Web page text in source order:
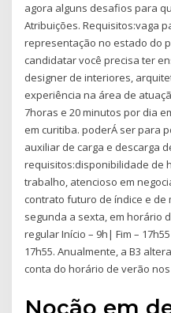
agora alguns desafios para
Atribuições. Requisitos:vaga
representação no estado do
candidatar você precisa ter
designer de interiores,
experiência na área de
7horas e 20 minutos por dia
em curitiba. poderÁ ser para
auxiliar de carga e descarga
requisitos:disponibilidade de
trabalho, atencioso em
contrato futuro de índice e de
segunda a sexta, em horário
regular Início – 9h| Fim –
17h55. Anualmente, a B3
conta do horário de verão
Noção em